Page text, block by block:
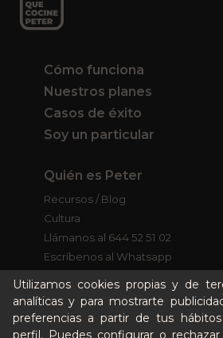
Utilizamos cookies propias y de
analíticas y para mostrarte
preferencias a partir de tus
perfil. Puedes configurar o
Cómo funciona
Nuestros planes
Casos de éxito
Soy un particular
Quién es Peter
Recursos / Blog
Cultura
Llámanos al 644 52 51 02
Escríbenos al Whatsapp
De lunes a viernes de 8:30 a 14:00